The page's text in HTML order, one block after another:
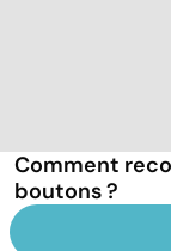
Comment
boutons ?